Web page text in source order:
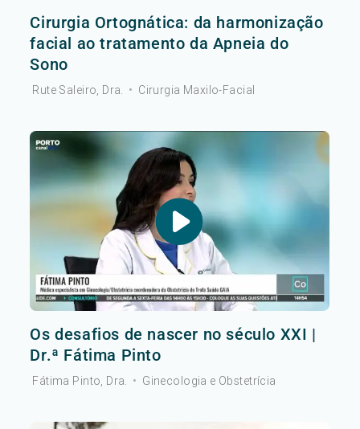
Cirurgia Ortognática: da harmonização
facial ao tratamento da Apneia do
Sono
Rute Saleiro, Dra. • Cirurgia Maxilo-Facial
Os desafios de nascer no século XXI |
Dr.ª Fátima Pinto
Fátima Pinto, Dra. • Ginecologia e Obstetrícia